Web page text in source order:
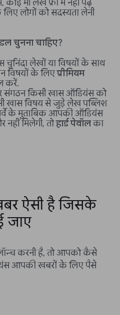
कोई भी लेख फ्री में नहीं पढ़
लोगों को सदस्यता लेनी
चुनना चाहिए?
लेखों या विषयों के साथ
विषयों के लिएप्रीमियम
करें.
संगठन किसी खास ऑडियंस को
खास विषय से जुड़े लेख पब्लिश
के मुताबिक आपकी ऑडियंस
मिलेगी, तोहार्ड पेवॉलका
ऐसी है जिसके
जाए
करनी है, तो आपको कैसे
आपकी खबरों के लिए पैसे